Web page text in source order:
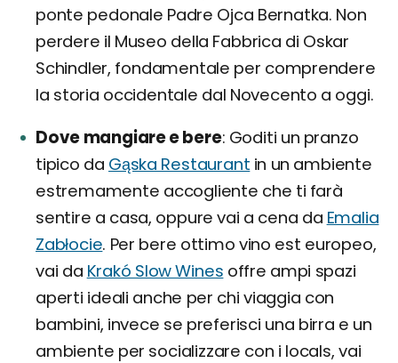
ponte pedonale Padre Ojca Bernatka. Non
perdere il Museo della Fabbrica di Oskar
Schindler, fondamentale per comprendere
la storia occidentale dal Novecento a oggi.
Dove mangiare e bere Goditi un pranzo
tipico da Gąska Restaurant in un ambiente
estremamente accogliente che ti farà
sentire a casa, oppure vai a cena da Emalia
Zabłocie. Per bere ottimo vino est europeo,
vai da Krakó Slow Wines offre ampi spazi
aperti ideali anche per chi viaggia con
bambini, invece se preferisci una birra e un
ambiente per socializzare con i locals, vai